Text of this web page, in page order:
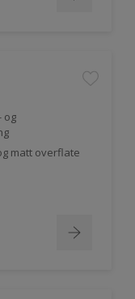
og
matt overflate